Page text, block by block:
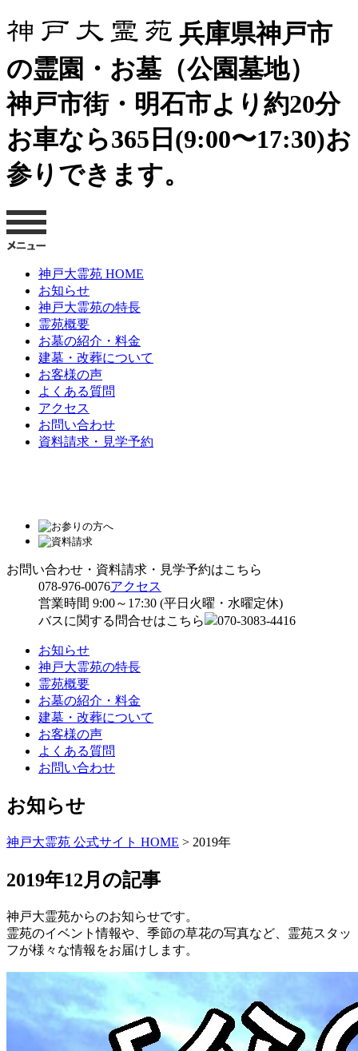
兵庫県神戸市
の霊園・お墓（公園墓地）
神戸市街・明石市より約20分
お車なら365日(9:00〜17:30)お
参りできます。
神戸大霊苑 HOME
お知らせ
神戸大霊苑の特長
霊苑概要
お墓の紹介・料金
建墓・改葬について
お客様の声
よくある質問
アクセス
お問い合わせ
資料請求・見学予約
お問い合わせ・資料請求・見学予約はこちら
078-976-0076アクセス
営業時間 9:00～17:30 (平日火曜・水曜定休)
バスに関する問合せはこちら
070-3083-4416
お知らせ
神戸大霊苑の特長
霊苑概要
お墓の紹介・料金
建墓・改葬について
お客様の声
よくある質問
お問い合わせ
お知らせ
神戸大霊苑 公式サイト HOME > 2019年
2019年12月の記事
神戸大霊苑からのお知らせです。
霊苑のイベント情報や、季節の草花の写真など、霊苑スタッ
フが様々な情報をお届けします。